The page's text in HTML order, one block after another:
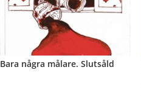
Bara några målare. Slutsåld